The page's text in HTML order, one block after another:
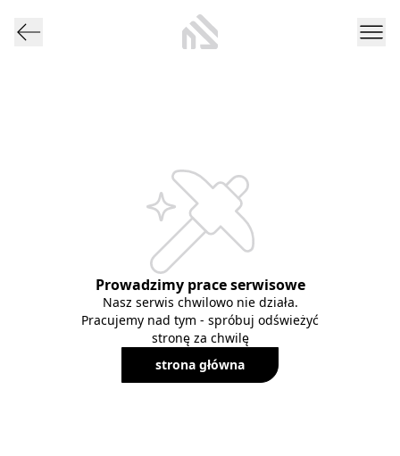
Prowadzimy prace serwisowe
Nasz serwis chwilowo nie działa.
Pracujemy nad tym - spróbuj odświeżyć
stronę za chwilę
strona główna